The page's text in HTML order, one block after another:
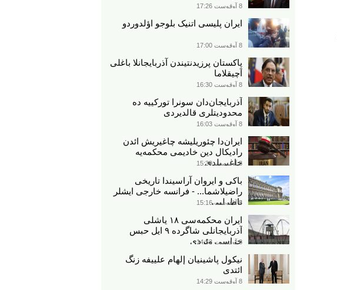
8 آوقوست 17:26
ایران پلیسی اتنیک بلوجو اؤلدوردو
8 آوقوست 17:00
پاکستان پرزیدنتیندن آذربایجانلا باغلی
آچیقلاما
8 آوقوست 16:30
آذربایجان‌دان سونرا تورکییه ده
محدودیتلری قالدیردی
8 آوقوست 16:03
ایران‌دا چئوریلیشه چاغیریش ائد‌ن
رادیکال دین خادیمی محکمه‌یه
چاغیریلدی
8 آوقوست 15:39
باکی و ایروان آراسیندا تاریخی
راضیلاشما... - فرانسه خارجی ایشلر
ناظرلیی
8 آوقوست 15:16
ایران محکمه‌سی ۱۸ یاشلی
آذربایجانلی شاگرده ۹ ایل حبس
جزاسی وئردی
8 آوقوست 14:53
نیکول پاشینیان إلهام علييفه زنگ
ائتدی
8 آوقوست 14:29